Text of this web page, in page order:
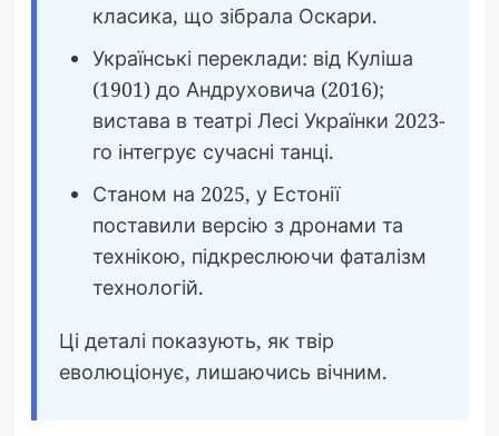
класика, що зібрала Оскари.
Українські переклади: від Куліша
(1901) до Андруховича (2016);
вистава в театрі Лесі Українки 2023-
го інтегрує сучасні танці.
Станом на 2025, у Естонії
поставили версію з дронами та
технікою, підкреслюючи фаталізм
технологій.
Ці деталі показують, як твір
еволюціонує, лишаючись вічним.